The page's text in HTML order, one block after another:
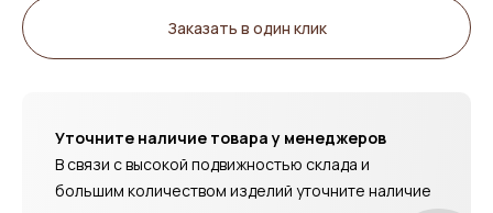
Заказать в один клик
Уточните наличие товара у менеджеров
В связи с высокой подвижностью склада и
большим количеством изделий уточните наличие